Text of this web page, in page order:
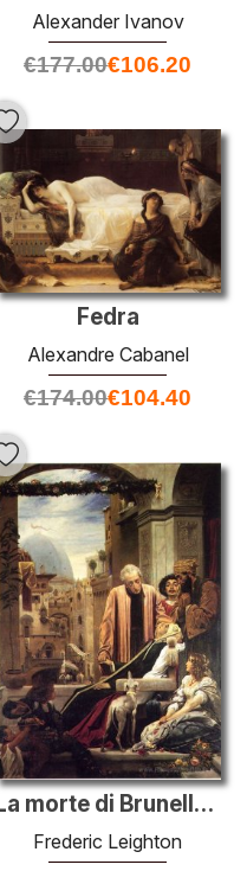
Alexander Ivanov
€177.00€106.20
Fedra
Alexandre Cabanel
€174.00€104.40
La morte di Brunelleschi
Frederic Leighton